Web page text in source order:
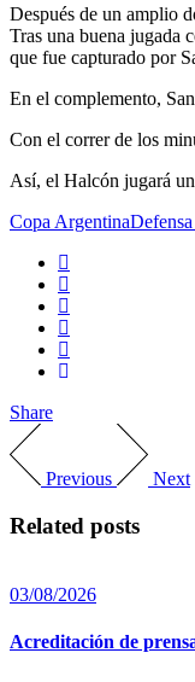
Después de un amplio
Tras una buena jugada
que fue capturado por
En el complemento,
Con el correr de los
Así, el Halcón jugará
Copa Argentina
Share
Previous Next
Related posts
03/08/2026
Acreditación de